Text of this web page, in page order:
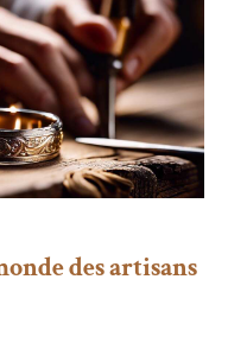
des artisans